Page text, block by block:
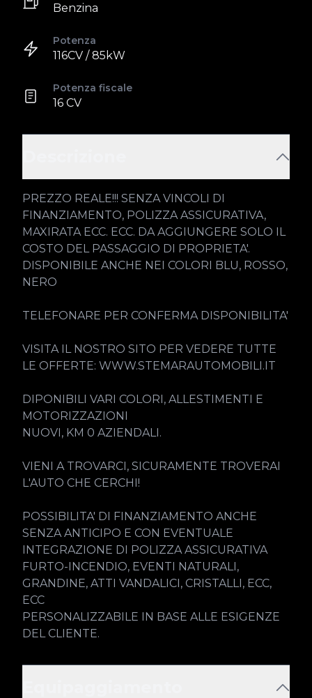
Benzina
Potenza
116CV / 85kW
Potenza fiscale
16 CV
PREZZO REALE!!! SENZA VINCOLI DI
FINANZIAMENTO, POLIZZA ASSICURATIVA,
MAXIRATA ECC. ECC. DA AGGIUNGERE SOLO IL
COSTO DEL PASSAGGIO DI PROPRIETA'.
DISPONIBILE ANCHE NEI COLORI BLU, ROSSO,
NERO
TELEFONARE PER CONFERMA DISPONIBILITA'
VISITA IL NOSTRO SITO PER VEDERE TUTTE
LE OFFERTE: WWW.STEMARAUTOMOBILI.IT
DIPONIBILI VARI COLORI, ALLESTIMENTI E
MOTORIZZAZIONI
NUOVI, KM 0 AZIENDALI.
VIENI A TROVARCI, SICURAMENTE TROVERAI
L'AUTO CHE CERCHI!
POSSIBILITA' DI FINANZIAMENTO ANCHE
SENZA ANTICIPO E CON EVENTUALE
INTEGRAZIONE DI POLIZZA ASSICURATIVA
FURTO-INCENDIO, EVENTI NATURALI,
GRANDINE, ATTI VANDALICI, CRISTALLI, ECC,
ECC
PERSONALIZZABILE IN BASE ALLE ESIGENZE
DEL CLIENTE.